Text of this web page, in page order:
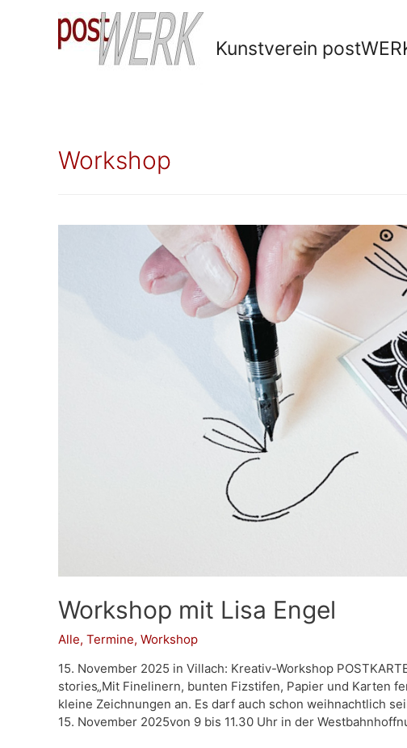
Kunstverein
Workshop
Workshop mit Lisa Engel
Alle, Termine, Workshop
15. November 2025 in Villach: Kreativ-Workshop
stories„Mit Finelinern, bunten Fizstifen, Papier und Karten
kleine Zeichnungen an. Es darf auch schon weihnachtlich
15. November 2025von 9 bis 11.30 Uhr in der